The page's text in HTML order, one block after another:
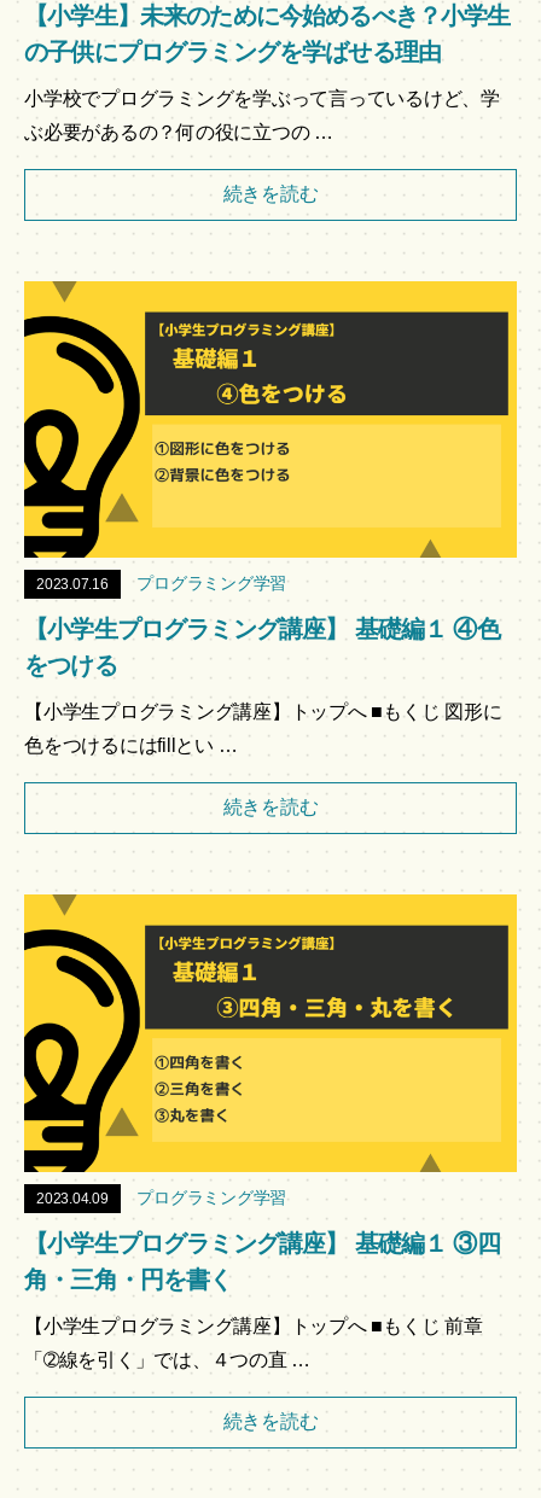
【小学生】未来のために今始めるべき？小学生
の子供にプログラミングを学ばせる理由
小学校でプログラミングを学ぶって言っているけど、学
ぶ必要があるの？何の役に立つの …
続きを読む
2023.07.16 プログラミング学習
【小学生プログラミング講座】 基礎編１ ④色
をつける
【小学生プログラミング講座】トップへ ■もくじ 図形に
色をつけるにはfillとい …
続きを読む
2023.04.09 プログラミング学習
【小学生プログラミング講座】 基礎編１ ③四
角・三角・円を書く
【小学生プログラミング講座】トップへ ■もくじ 前章
「➁線を引く」では、４つの直 …
続きを読む